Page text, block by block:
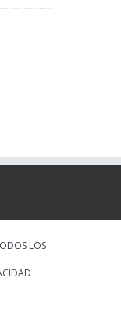
LOS